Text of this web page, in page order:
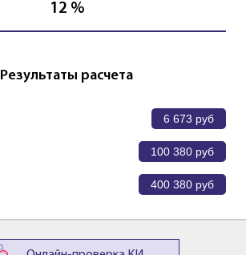
12 %
Результаты расчета
6 673 руб
100 380 руб
400 380 руб